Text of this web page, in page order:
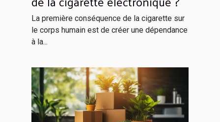
La première conséquence de la cigarette sur
le corps humain est de créer une dépendance
à la...